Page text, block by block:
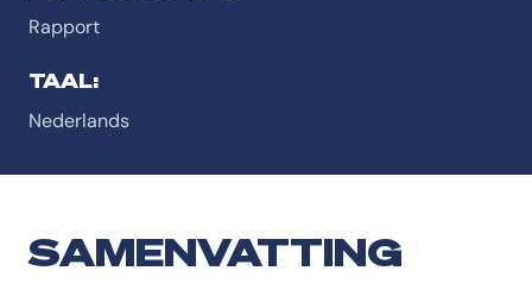
Rapport
TAAL:
Nederlands
SAMENVATTING